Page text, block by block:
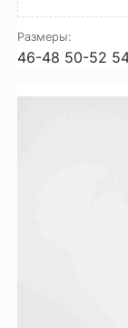
Размеры:
46-48 50-52